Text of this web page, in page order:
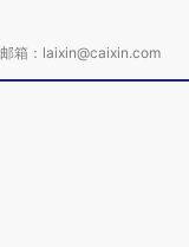
箱：laixin@caixin.com